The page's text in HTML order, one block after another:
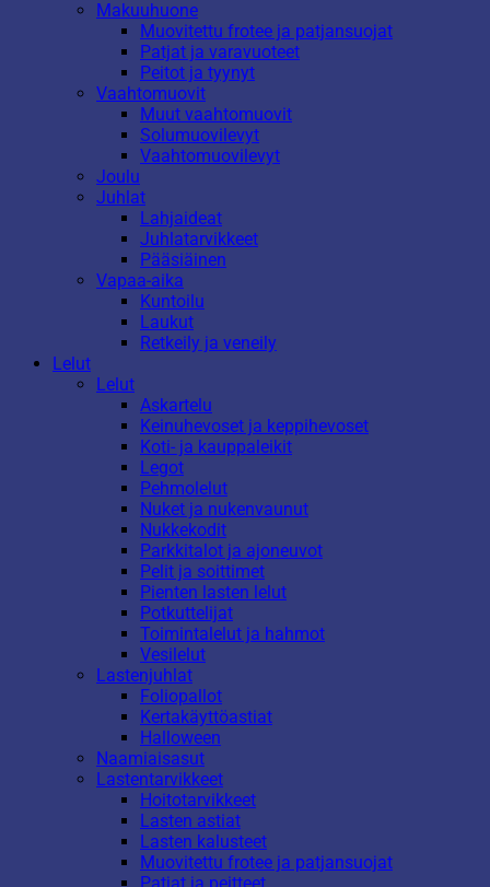
Makuuhuone
Muovitettu frotee ja patjansuojat
Patjat ja varavuoteet
Peitot ja tyynyt
Vaahtomuovit
Muut vaahtomuovit
Solumuovilevyt
Vaahtomuovilevyt
Joulu
Juhlat
Lahjaideat
Juhlatarvikkeet
Pääsiäinen
Vapaa-aika
Kuntoilu
Laukut
Retkeily ja veneily
Lelut
Lelut
Askartelu
Keinuhevoset ja keppihevoset
Koti- ja kauppaleikit
Legot
Pehmolelut
Nuket ja nukenvaunut
Nukkekodit
Parkkitalot ja ajoneuvot
Pelit ja soittimet
Pienten lasten lelut
Potkuttelijat
Toimintalelut ja hahmot
Vesilelut
Lastenjuhlat
Foliopallot
Kertakäyttöastiat
Halloween
Naamiaisasut
Lastentarvikkeet
Hoitotarvikkeet
Lasten astiat
Lasten kalusteet
Muovitettu frotee ja patjansuojat